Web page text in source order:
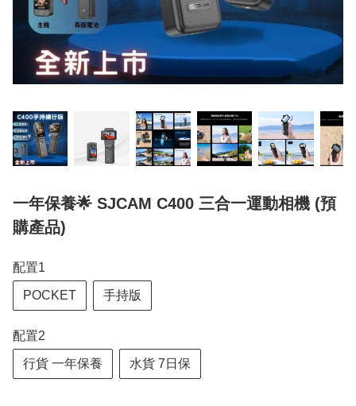
一年保養🌟 SJCAM C400 三合一運動相機 (預
購產品)
配置1
POCKET 手持版
配置2
行貨 一年保養 水貨 7日保